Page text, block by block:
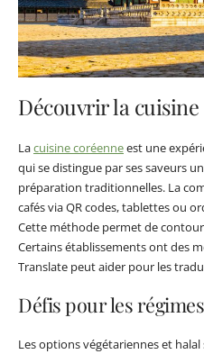
Découvrir la
Lacuisine coréenneest une
qui se distingue par ses saveurs
préparation traditionnelles. La
cafés via QR codes, tablettes ou
Cette méthode permet de
Certains établissements ont des
Translate peut aider pour les
Défis pour les
Les options végétariennes et